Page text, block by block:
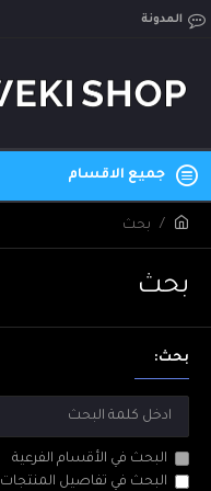
المدونة
جميع الاقسام
بحث
بحث
بحث:
البحث في الأقسام الفرعية
البحث في تفاصيل المنتجات